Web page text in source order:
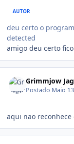
AUTOR
deu certo o
detected
amigo deu certo fico
Grimmjow
Postado Maio
aqui nao